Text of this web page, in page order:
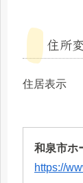
住所
住居表示
和泉市ホ
https://